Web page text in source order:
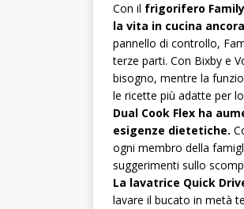
Con il frigorifero
la vita in cucina
pannello di controllo,
terze parti. Con Bixby e
bisogno, mentre la
le ricette più adatte per
Dual Cook Flex ha
esigenze dietetiche.
ogni membro della
suggerimenti sullo
La lavatrice Quick
lavare il bucato in metà